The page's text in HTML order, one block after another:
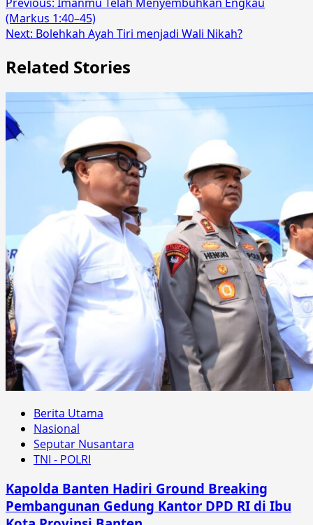
(Markus 1:40–45)
Next: Bolehkah Ayah Tiri menjadi Wali Nikah?
Related Stories
Berita Utama
Nasional
Seputar Nusantara
TNI - POLRI
Kapolda Banten Hadiri Ground Breaking
Pembangunan Gedung Kantor DPD RI di Ibu